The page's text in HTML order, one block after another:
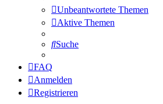
Unbeantwortete Themen
Aktive Themen
Suche
FAQ
Anmelden
Registrieren